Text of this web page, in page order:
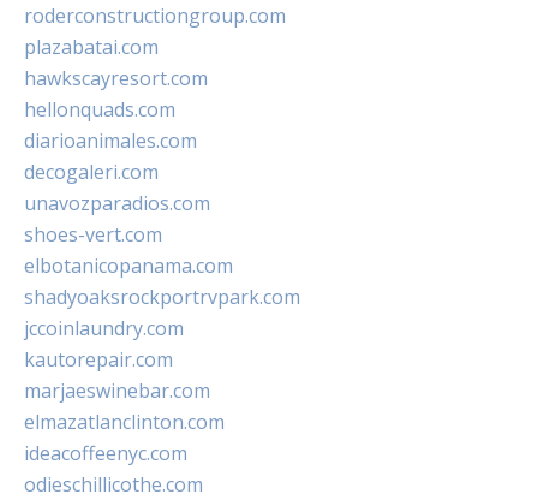
roderconstructiongroup.com
plazabatai.com
hawkscayresort.com
hellonquads.com
diarioanimales.com
decogaleri.com
unavozparadios.com
shoes-vert.com
elbotanicopanama.com
shadyoaksrockportrvpark.com
jccoinlaundry.com
kautorepair.com
marjaeswinebar.com
elmazatlanclinton.com
ideacoffeenyc.com
odieschillicothe.com